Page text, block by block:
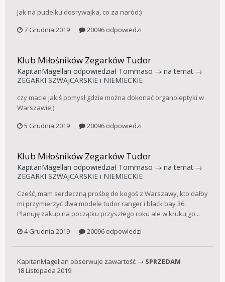
Jak na pudelku dosrywajka, co za naród;)
7 Grudnia 2019
20096 odpowiedzi
Klub Miłośników Zegarków Tudor
KapitanMagellan odpowiedział Tommaso → na temat →
ZEGARKI SZWAJCARSKIE i NIEMIECKIE
czy macie jakiś pomysł gdzie można dokonać organoleptyki w
Warszawie;)
5 Grudnia 2019
20096 odpowiedzi
Klub Miłośników Zegarków Tudor
KapitanMagellan odpowiedział Tommaso → na temat →
ZEGARKI SZWAJCARSKIE i NIEMIECKIE
Cześć, mam serdeczną prośbę do kogoś z Warszawy, kto dałby
mi przymierzyć dwa modele tudor ranger i black bay 36.
Planuję zakup na początku przyszłego roku ale w kruku go...
4 Grudnia 2019
20096 odpowiedzi
KapitanMagellan obserwuje zawartość → SPRZEDAM
18 Listopada 2019